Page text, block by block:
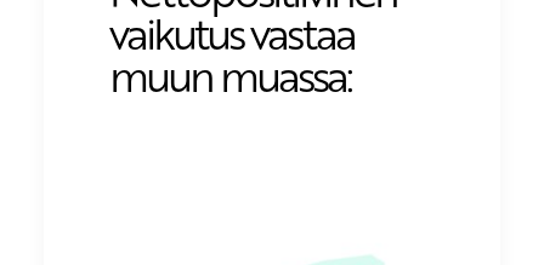
vaikutus vastaa
muun muassa: